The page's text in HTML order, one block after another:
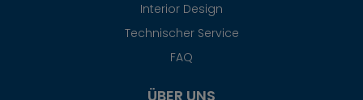
Interior Design
Technischer Service
FAQ
ÜBER UNS